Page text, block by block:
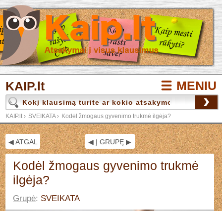
KAIP.lt MENIU
›
KAIP.lt › SVEIKATA› Kodėl žmogaus gyvenimo trukmė ilgėja?
◀ ATGAL ◀ Į GRUPĘ ▶
Kodėl žmogaus gyvenimo trukmė
ilgėja?
Grupė: SVEIKATA